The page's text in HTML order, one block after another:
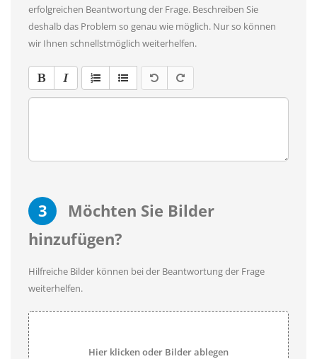
erfolgreichen Beantwortung der Frage. Beschreiben Sie
deshalb das Problem so genau wie möglich. Nur so können
wir Ihnen schnellstmöglich weiterhelfen.
3
Möchten Sie Bilder
hinzufügen?
Hilfreiche Bilder können bei der Beantwortung der Frage
weiterhelfen.
Hier klicken oder Bilder ablegen